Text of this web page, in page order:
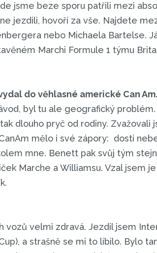
jsme beze sporu patřili mezi
jezdili, hovoří za vše. Najdete
nebo Michaela Bartelse.
Marchi Formule 1 týmu
do věhlasné americké Can
byl tu ale geografický
dlouho pryč od rodiny. Zvažovali
mělo i své zápory: dosti
mne. Benett pak svůj tým
Marche a Williamsu. Vzal jsem
vozů velmi zdravá. Jezdil jsem
a strašně se mi to líbilo. Bylo